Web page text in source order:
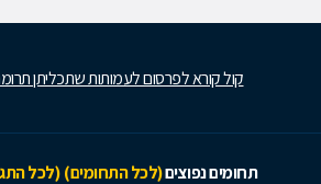
קול קורא לפרסום לעמותות שתכליתן
תחומים נפוצים(לכל התחומים) (לכל